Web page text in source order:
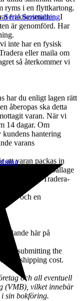
ryms i en flyttkartong.
fraktkostnaden. I
är genomförd. Har
inte har en fysisk
eller maila om
så återkommer vi
har du enligt lagen rätt
åberopas ska detta
varan. När vi
14 dagar. Om
hantering
varans
att varan packas in
det emballage
namn och Tradera-
och en
här på
submitting the
the shipping cost.
och all eventuell
(VMB), vilket innebär
i sin bokföring.
Serietidning